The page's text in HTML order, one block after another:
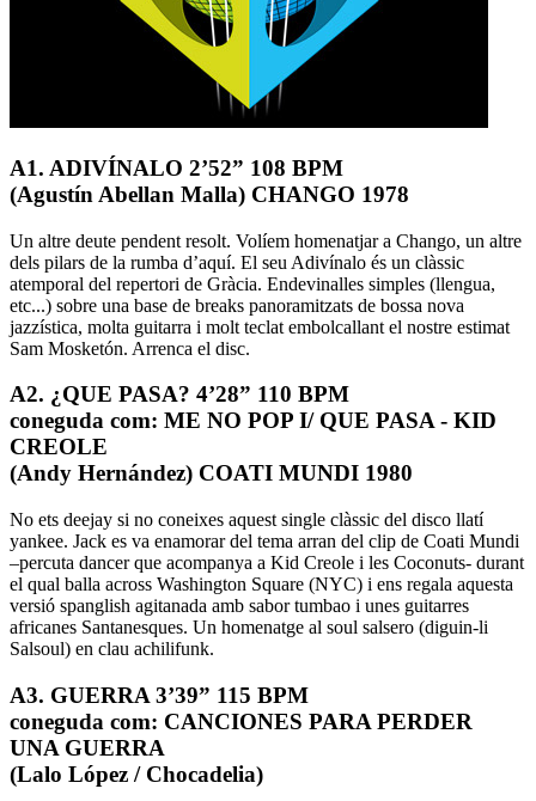
A1. ADIVÍNALO 2’52” 108 BPM
(Agustín Abellan Malla) CHANGO 1978
Un altre deute pendent resolt. Volíem homenatjar a Chango, un altre
dels pilars de la rumba d’aquí. El seu Adivínalo és un clàssic
atemporal del repertori de Gràcia. Endevinalles simples (llengua,
etc...) sobre una base de breaks panoramitzats de bossa nova
jazzística, molta guitarra i molt teclat embolcallant el nostre estimat
Sam Mosketón. Arrenca el disc.
A2. ¿QUE PASA? 4’28” 110 BPM
coneguda com: ME NO POP I/ QUE PASA - KID
CREOLE
(Andy Hernández) COATI MUNDI 1980
No ets deejay si no coneixes aquest single clàssic del disco llatí
yankee. Jack es va enamorar del tema arran del clip de Coati Mundi
–percuta dancer que acompanya a Kid Creole i les Coconuts- durant
el qual balla across Washington Square (NYC) i ens regala aquesta
versió spanglish agitanada amb sabor tumbao i unes guitarres
africanes Santanesques. Un homenatge al soul salsero (diguin-li
Salsoul) en clau achilifunk.
A3. GUERRA 3’39” 115 BPM
coneguda com: CANCIONES PARA PERDER
UNA GUERRA
(Lalo López / Chocadelia)